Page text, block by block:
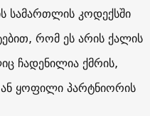
სამართლის კოდექსში
რომ ეს არის ქალის
ჩადენილია ქმრის,
ყოფილი პარტნიორის